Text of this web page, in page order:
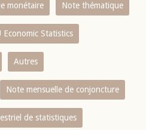
monétaire Note thématique
Statistics
Autres
Note mensuelle de conjoncture
de statistiques